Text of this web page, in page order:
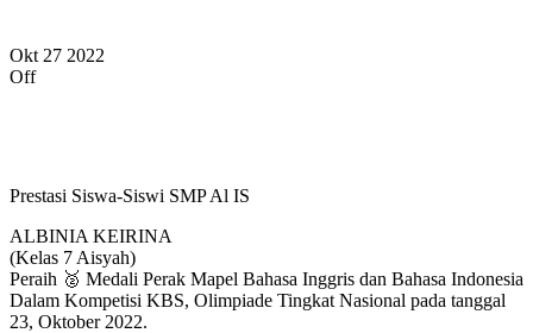
Okt 27 2022
Off
Prestasi Siswa-Siswi SMP Al IS
ALBINIA KEIRINA
(Kelas 7 Aisyah)
Peraih 🥈 Medali Perak Mapel Bahasa Inggris dan Bahasa Indonesia
Dalam Kompetisi KBS, Olimpiade Tingkat Nasional pada tanggal
23, Oktober 2022.